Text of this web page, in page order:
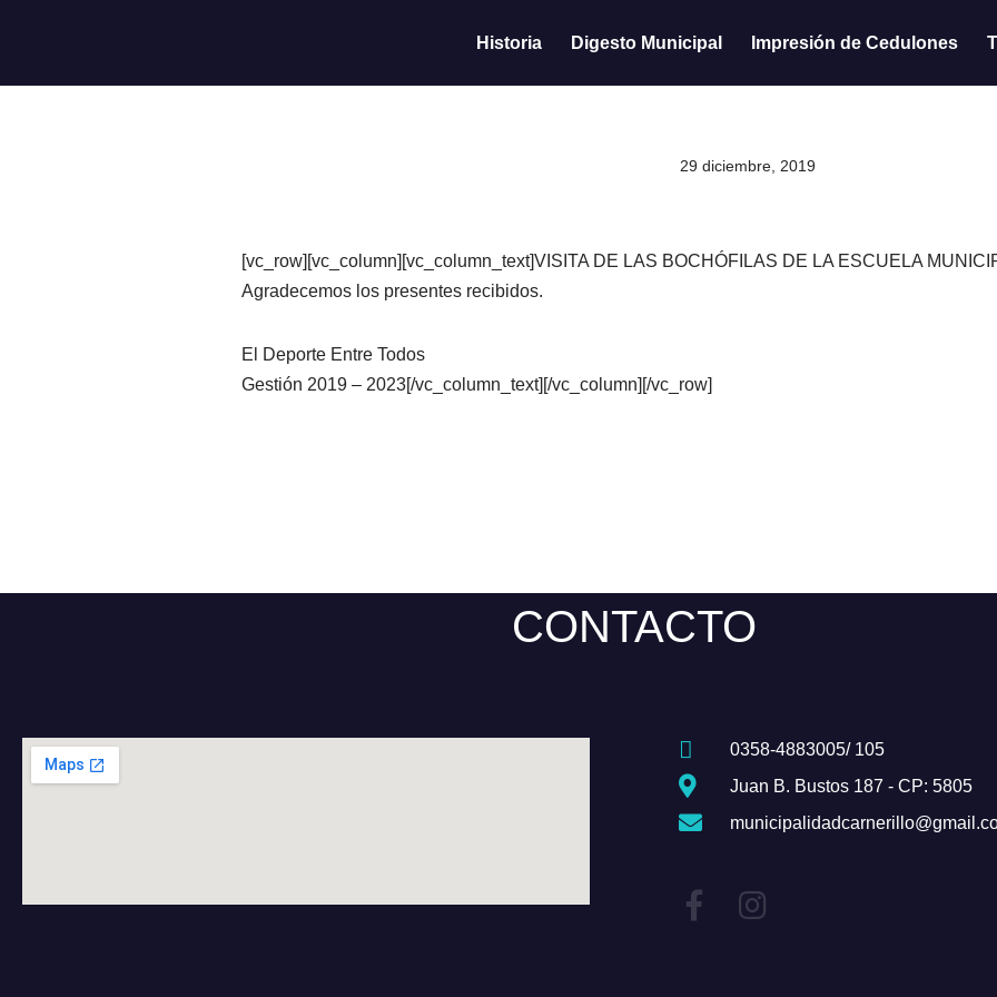
al
Historia Digesto Municipal Impresión de Cedulones
29 diciembre, 2019
[vc_row][vc_column][vc_column_text]VISITA DE LAS BOCHÓFILAS DE LA ESCUELA
Agradecemos los presentes recibidos.
El Deporte Entre Todos
Gestión 2019 – 2023[/vc_column_text][/vc_column][/vc_row]
CONTACTO
0358-4883005/ 105
Juan B. Bustos 187 - CP: 5805